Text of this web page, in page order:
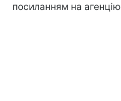
посиланням на агенцію